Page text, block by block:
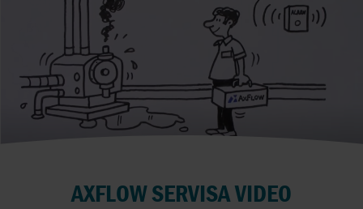
AXFLOW SERVISA VIDEO